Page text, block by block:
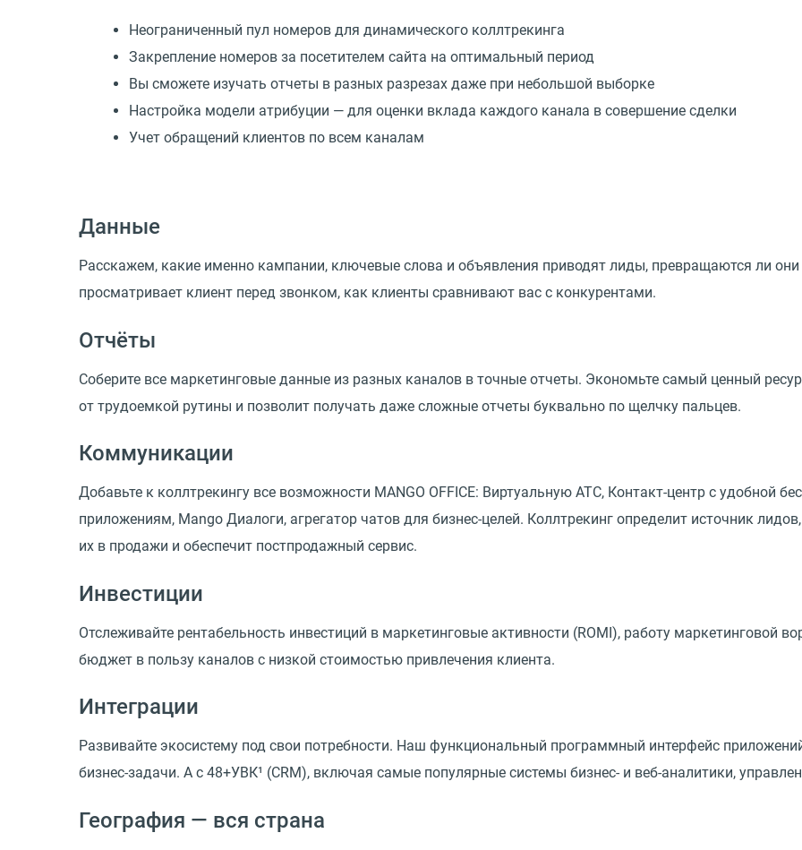
Неограниченный пул номеров для динамического коллтрекинга
Закрепление номеров за посетителем сайта на оптимальный период
Вы сможете изучать отчеты в разных разрезах даже при небольшой выборке
Настройка модели атрибуции — для оценки вклада каждого канала в совершение сделки
Учет обращений клиентов по всем каналам
Данные
Расскажем, какие именно кампании, ключевые слова и объявления приводят лиды, превращаются ли они
просматривает клиент перед звонком, как клиенты сравнивают вас с конкурентами.
Отчёты
Соберите все маркетинговые данные из разных каналов в точные отчеты. Экономьте самый ценный
от трудоемкой рутины и позволит получать даже сложные отчеты буквально по щелчку пальцев.
Коммуникации
Добавьте к коллтрекингу все возможности MANGO OFFICE: Виртуальную АТС, Контакт-центр с удобной
приложениям, Mango Диалоги, агрегатор чатов для бизнес-целей. Коллтрекинг определит источник
их в продажи и обеспечит постпродажный сервис.
Инвестиции
Отслеживайте рентабельность инвестиций в маркетинговые активности (ROMI), работу маркетинговой
бюджет в пользу каналов с низкой стоимостью привлечения клиента.
Интеграции
Развивайте экосистему под свои потребности. Наш функциональный программный интерфейс
бизнес-задачи. А с 48+УВК¹ (CRM), включая самые популярные системы бизнес- и веб-аналитики,
География — вся страна